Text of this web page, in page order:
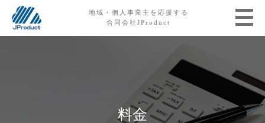
地域・個人事業主を応援する
合同会社JProduct
料金